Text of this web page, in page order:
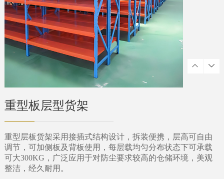
重型板层型货架
重型层板货架采用接插式结构设计，拆装便携，层高可自由
调节，可加侧板及背板使用，每层载均匀分布状态下可承载
可大300KG，广泛应用于对防尘要求较高的仓储环境，美观
整洁，经久耐用。